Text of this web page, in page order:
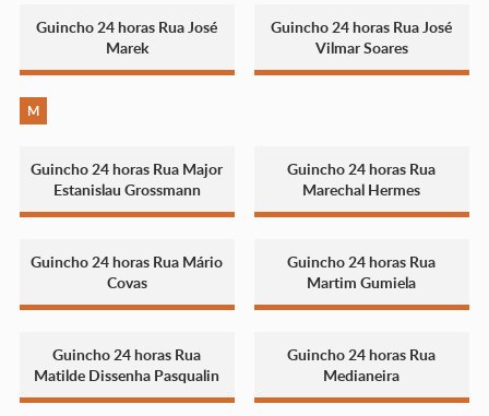
Guincho 24 horas Rua José
Marek
Guincho 24 horas Rua José
Vilmar Soares
M
Guincho 24 horas Rua Major
Estanislau Grossmann
Guincho 24 horas Rua
Marechal Hermes
Guincho 24 horas Rua Mário
Covas
Guincho 24 horas Rua
Martim Gumiela
Guincho 24 horas Rua
Matilde Dissenha Pasqualin
Guincho 24 horas Rua
Medianeira